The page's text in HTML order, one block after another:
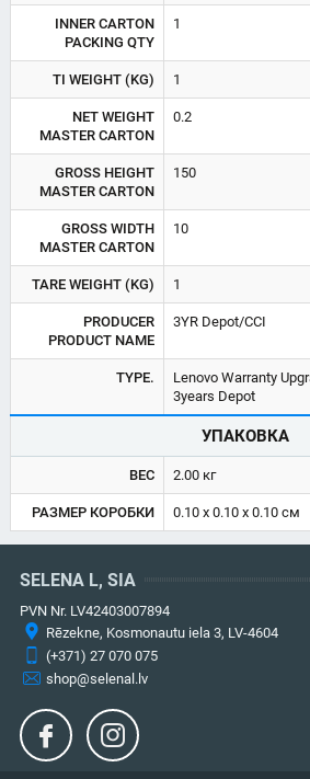
INNER CARTON
PACKING QTY
1
TI WEIGHT (KG) 1
NET WEIGHT
MASTER CARTON
0.2
GROSS HEIGHT
MASTER CARTON
150
GROSS WIDTH
MASTER CARTON
10
TARE WEIGHT (KG) 1
PRODUCER
PRODUCT NAME
3YR Depot/CCI
TYPE.
Lenovo Warranty
3years Depot
УПАКОВКА
ВЕС 2.00 кг
РАЗМЕР КОРОБКИ 0.10 x 0.10 x 0.10 см
SELENA L, SIA
PVN Nr. LV42403007894
Rēzekne, Kosmonautu iela 3, LV-4604
(+371) 27 070 075
shop@selenal.lv